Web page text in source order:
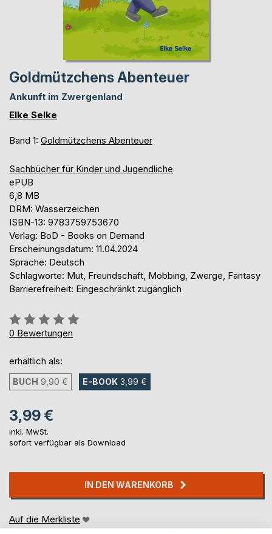
Goldmützchens Abenteuer
Ankunft im Zwergenland
Elke Selke
Band 1: Goldmützchens Abenteuer
Sachbücher für Kinder und Jugendliche
ePUB
6,8 MB
DRM: Wasserzeichen
ISBN-13: 9783759753670
Verlag: BoD - Books on Demand
Erscheinungsdatum: 11.04.2024
Sprache: Deutsch
Schlagworte: Mut, Freundschaft, Mobbing, Zwerge, Fantasy
Barrierefreiheit: Eingeschränkt zugänglich
Bewertung::
0%
0 Bewertungen
erhältlich als:
BUCH 9,90 € E-BOOK 3,99 €
3,99 €
inkl. MwSt.
sofort verfügbar als Download
IN DEN WARENKORB
Auf die Merkliste